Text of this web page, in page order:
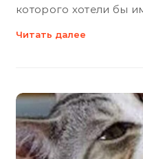
которого хотели бы
Читать далее